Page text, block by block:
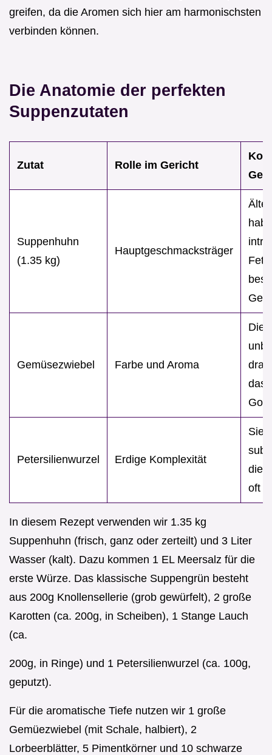
greifen, da die Aromen sich hier am harmonischsten
verbinden können.
Die Anatomie der perfekten
Suppenzutaten
Zutat Rolle im Gericht
Suppenhuhn
(1.35 kg)
Hauptgeschmacksträger
Fett
Gemüsezwiebel Farbe und Aroma
Die
das
Petersilienwurzel Erdige Komplexität
Sie
die
oft
In diesem Rezept verwenden wir 1.35 kg
Suppenhuhn (frisch, ganz oder zerteilt) und 3 Liter
Wasser (kalt). Dazu kommen 1 EL Meersalz für die
erste Würze. Das klassische Suppengrün besteht
aus 200g Knollensellerie (grob gewürfelt), 2 große
Karotten (ca. 200g, in Scheiben), 1 Stange Lauch
(ca.
200g, in Ringe) und 1 Petersilienwurzel (ca. 100g,
geputzt).
Für die aromatische Tiefe nutzen wir 1 große
Gemüezwiebel (mit Schale, halbiert), 2
Lorbeerblätter, 5 Pimentkörner und 10 schwarze